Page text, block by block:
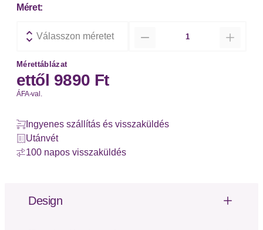
Méret:
Válasszon méretet
Mérettáblázat
ettől 9890 Ft
ÁFA-val.
Ingyenes szállítás és visszaküldés
Utánvét
100 napos visszaküldés
Design